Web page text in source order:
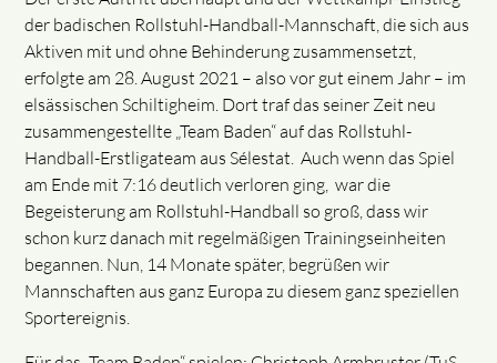
der badischen Rollstuhl-Handball-Mannschaft, die sich aus
Aktiven mit und ohne Behinderung zusammensetzt,
erfolgte am 28. August 2021 – also vor gut einem Jahr – im
elsässischen Schiltigheim. Dort traf das seiner Zeit neu
zusammengestellte „Team Baden“ auf das Rollstuhl-
Handball-Erstligateam aus Sélestat. Auch wenn das Spiel
am Ende mit 7:16 deutlich verloren ging, war die
Begeisterung am Rollstuhl-Handball so groß, dass wir
schon kurz danach mit regelmäßigen Trainingseinheiten
begannen. Nun, 14 Monate später, begrüßen wir
Mannschaften aus ganz Europa zu diesem ganz speziellen
Sportereignis.